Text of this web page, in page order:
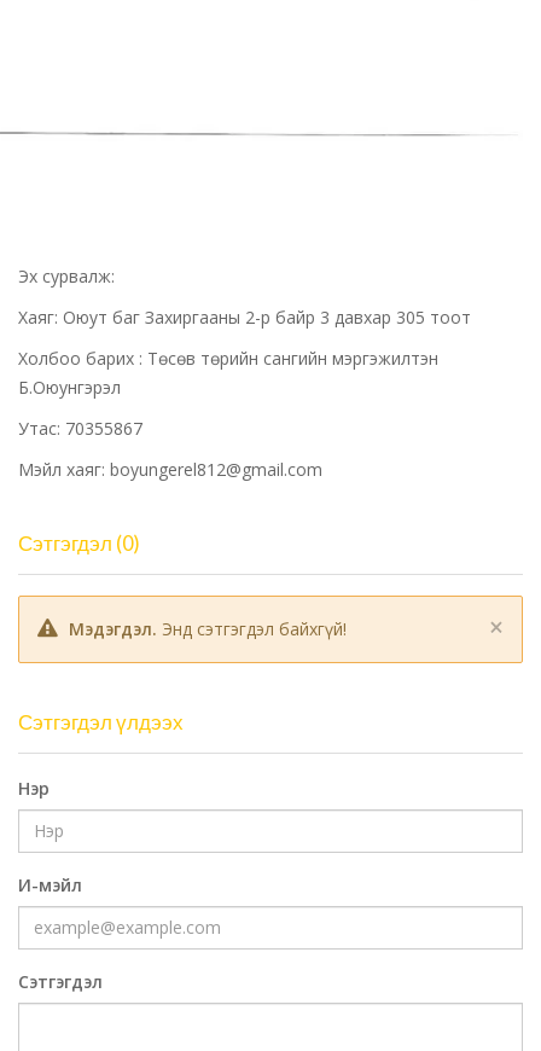
Эх сурвалж:
Хаяг: Оюут баг Захиргааны 2-р байр 3 давхар 305 тоот
Холбоо барих : Төсөв төрийн сангийн мэргэжилтэн
Б.Оюунгэрэл
Утас: 70355867
Мэйл хаяг: boyungerel812@gmail.com
Сэтгэгдэл (0)
×
Мэдэгдэл. Энд сэтгэгдэл байхгүй!
Сэтгэгдэл үлдээх
Нэр
И-мэйл
Сэтгэгдэл